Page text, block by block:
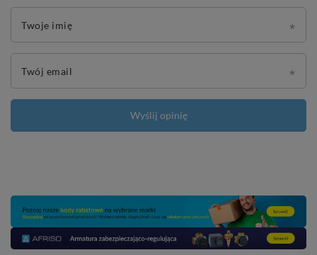
Twoje imię
Twój email
Wyślij opinię